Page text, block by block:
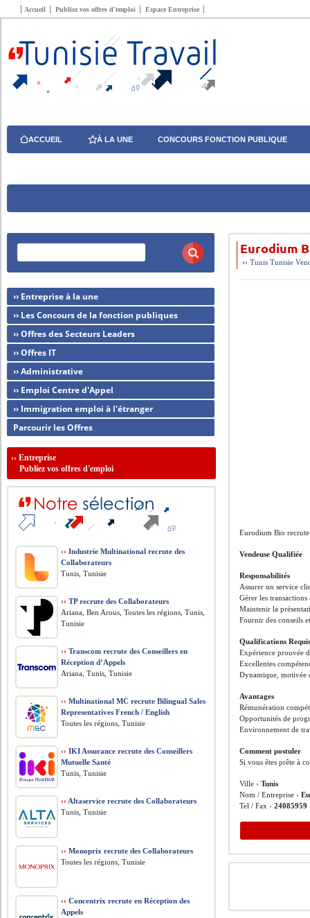
Accueil Publiez vos offres d’emploi Espace Entreprise
ACCUEIL À LA UNE CONCOURS FONCTION PUBLIQUE
Eurodium
››Tunis Tunisie
Eurodium Bio recrute
Vendeuse Qualifiée
Responsabilités
Assurer un service
Gérer les
Maintenir la
Fournir des conseils
Qualifications
Expérience prouvée
Excellentes
Dynamique, motivée
Avantages
Rémunération
Opportunités de
Environnement de
Comment postuler
Si vous êtes prête à
Ville ›Tunis
Nom / Entreprise ›
Tel / Fax ›24085959
›› Entreprise à la une
›› Les Concours de la fonction publiques
›› Offres des Secteurs Leaders
›› Offres IT
›› Administrative
›› Emploi Centre d'Appel
›› Immigration emploi à l'étranger
Parcourir les Offres
››Entreprise
Publiez vos offres d'emploi
›› Industrie Multinational recrute des
Collaborateurs
Tunis, Tunisie
›› TP recrute des Collaborateurs
Ariana, Ben Arous, Toutes les régions, Tunis,
Tunisie
›› Transcom recrute des Conseillers en
Réception d’Appels
Ariana, Tunis, Tunisie
›› Multinational MC recrute Bilingual Sales
Representatives French / English
Toutes les régions, Tunisie
›› IKI Assurance recrute des Conseillers
Mutuelle Santé
Tunis, Tunisie
›› Altaservice recrute des Collaborateurs
Tunis, Tunisie
›› Monoprix recrute des Collaborateurs
Toutes les régions, Tunisie
›› Concentrix recrute en Réception des
Appels